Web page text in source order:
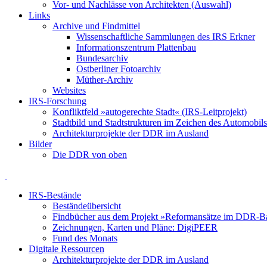
Vor- und Nachlässe von Architekten (Auswahl)
Links
Archive und Findmittel
Wissenschaftliche Sammlungen des IRS Erkner
Informationszentrum Plattenbau
Bundesarchiv
Ostberliner Fotoarchiv
Müther-Archiv
Websites
IRS-Forschung
Konfliktfeld »autogerechte Stadt« (IRS-Leitprojekt)
Stadtbild und Stadtstrukturen im Zeichen des Automobils
Architekturprojekte der DDR im Ausland
Bilder
Die DDR von oben
IRS-Bestände
Beständeübersicht
Findbücher aus dem Projekt »Reformansätze im DDR-
Zeichnungen, Karten und Pläne: DigiPEER
Fund des Monats
Digitale Ressourcen
Architekturprojekte der DDR im Ausland